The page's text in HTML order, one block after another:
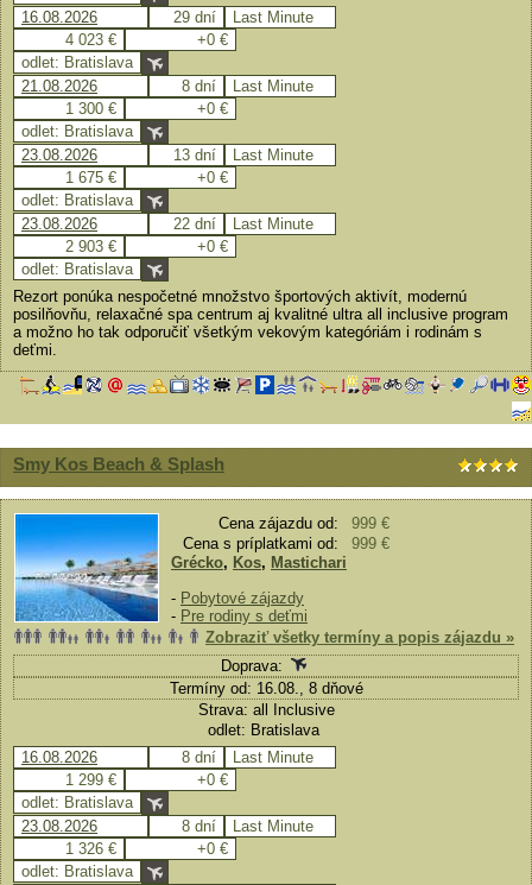
16.08.2026
29 dní
Last Minute
4 023 €
+0 €
odlet: Bratislava
21.08.2026
8 dní
Last Minute
1 300 €
+0 €
odlet: Bratislava
23.08.2026
13 dní
Last Minute
1 675 €
+0 €
odlet: Bratislava
23.08.2026
22 dní
Last Minute
2 903 €
+0 €
odlet: Bratislava
Rezort ponúka nespočetné množstvo športových aktivít, modernú
posilňovňu, relaxačné spa centrum aj kvalitné ultra all inclusive program
a možno ho tak odporučiť všetkým vekovým kategóriám i rodinám s
deťmi.
Smy Kos Beach & Splash
Cena zájazdu od:
999 €
Cena s príplatkami od:
999 €
Grécko, Kos, Mastichari
- Pobytové zájazdy
- Pre rodiny s deťmi
Zobraziť všetky termíny a popis zájazdu »
Doprava:
Termíny od: 16.08., 8 dňové
Strava: all Inclusive
odlet: Bratislava
16.08.2026
8 dní
Last Minute
1 299 €
+0 €
odlet: Bratislava
23.08.2026
8 dní
Last Minute
1 326 €
+0 €
odlet: Bratislava